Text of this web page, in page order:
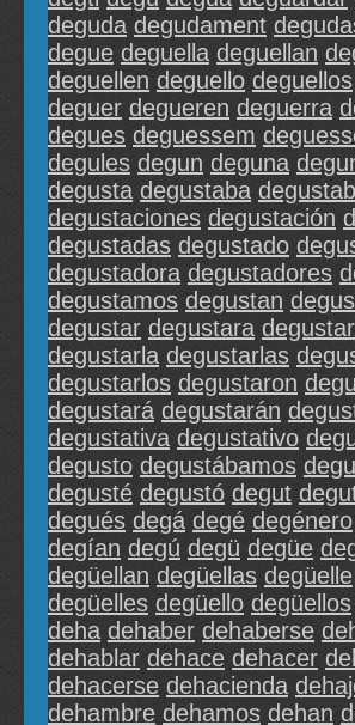
deguda degudament
degue deguella deguellan
deguellen deguello deguellos
deguer degueren deguerra
degues deguessem
degules degun deguna
degusta degustaba
degustaciones degustación
degustadas degustado
degustadora degustadores
degustamos degustan
degustar degustara
degustarla degustarlas
degustarlos degustaron
degustará degustarán
degustativa degustativo
degusto degustábamos
degusté degustó degut
degués degá degé degénero
degían degú degü degüe
degüellan degüellas degüelle
degüelles degüello degüellos
deha dehaber dehaberse
dehablar dehace dehacer
dehacerse dehacienda
dehambre dehamos dehan